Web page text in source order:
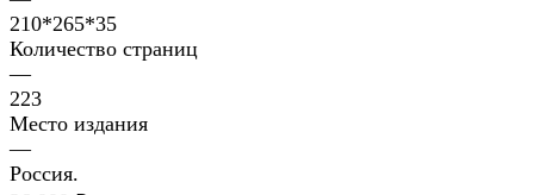
210*265*35
Количество страниц
—
223
Место издания
—
Россия.